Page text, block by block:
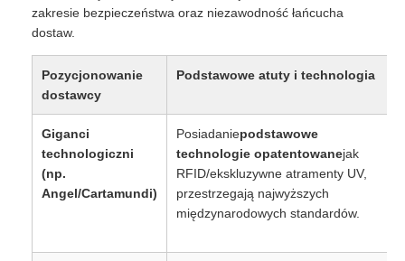
zakresie bezpieczeństwa oraz niezawodność łańcucha
dostaw.
Pozycjonowanie
dostawcy
Podstawowe atuty i technologia
Giganci
technologiczni
(np.
Angel/Cartamundi)
Posiadaniepodstawowe
technologie opatentowanejak
RFID/ekskluzywne atramenty UV,
przestrzegają najwyższych
międzynarodowych standardów.